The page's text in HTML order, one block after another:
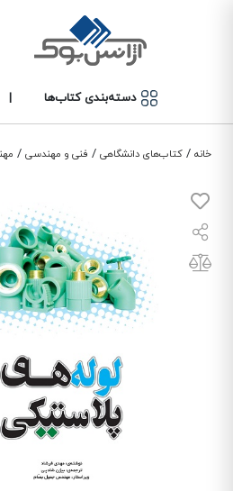
دسته‌بندی کتاب‌ها |
خانه / کتاب‌های دانشگاهی / فنی و مهندسی /